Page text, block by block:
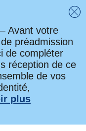
Avant votre
préadmission
de compléter
réception de ce
de vos
plus